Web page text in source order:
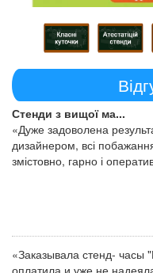
Стенди з вищої ма...
«Дуже задоволена
дизайнером, всі
змістовно, гарно і
«Заказывала стенд- часы